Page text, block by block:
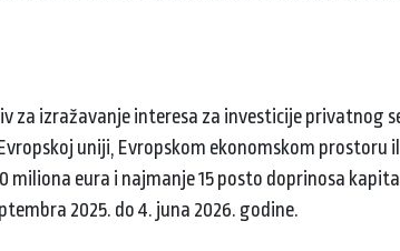
za izražavanje interesa za investicije privatnog
uniji, Evropskom ekonomskom prostoru
miliona eura i najmanje 15 posto doprinosa
2025. do 4. juna 2026. godine.